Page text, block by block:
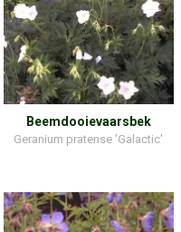
Beemdooievaarsbek
Geranium pratense 'Galactic'